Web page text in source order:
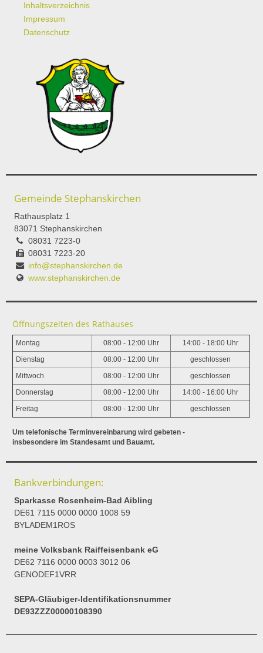
Inhaltsverzeichnis
Impressum
Datenschutz
Gemeinde Stephanskirchen
Rathausplatz 1
83071 Stephanskirchen
08031 7223-0
08031 7223-20
info@stephanskirchen.de
www.stephanskirchen.de
Öffnungszeiten des Rathauses
Montag 08:00 - 12:00 Uhr 14:00 - 18:00 Uhr
Dienstag 08:00 - 12:00 Uhr geschlossen
Mittwoch 08:00 - 12:00 Uhr geschlossen
Donnerstag 08:00 - 12:00 Uhr 14:00 - 16:00 Uhr
Freitag 08:00 - 12:00 Uhr geschlossen
Um telefonische Terminvereinbarung wird gebeten -
insbesondere im Standesamt und Bauamt.
Bankverbindungen:
Sparkasse Rosenheim-Bad Aibling
DE61 7115 0000 0000 1008 59
BYLADEM1ROS
meine Volksbank Raiffeisenbank eG
DE62 7116 0000 0003 3012 06
GENODEF1VRR
SEPA-Gläubiger-Identifikationsnummer
DE93ZZZ00000108390